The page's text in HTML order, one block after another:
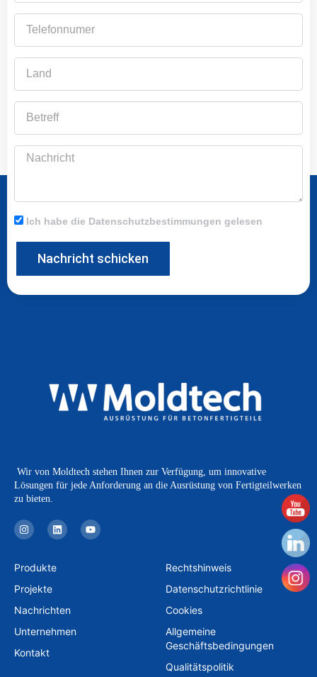
Nachricht
Ich habe die Datenschutzbestimmungen gelesen
Nachricht schicken
Wir von Moldtech stehen Ihnen zur Verfügung, um innovative
Lösungen für jede Anforderung an die Ausrüstung von Fertigteilwerken
zu bieten.
I
n
s
a
g
a
L
i
n
d
Y
o
u
Produkte
Projekte
Nachrichten
Unternehmen
Kontakt
Rechtshinweis
Datenschutzrichtlinie
Cookies
Allgemeine
Geschäftsbedingungen
Qualitätspolitik